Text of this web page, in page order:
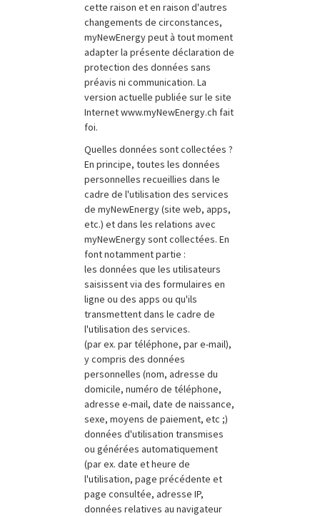
cette raison et en raison d'autres
changements de circonstances,
myNewEnergy peut à tout moment
adapter la présente déclaration de
protection des données sans
préavis ni communication. La
version actuelle publiée sur le site
Internet www.myNewEnergy.ch fait
foi.
Quelles données sont collectées ?
En principe, toutes les données
personnelles recueillies dans le
cadre de l'utilisation des services
de myNewEnergy (site web, apps,
etc.) et dans les relations avec
myNewEnergy sont collectées. En
font notamment partie :
les données que les utilisateurs
saisissent via des formulaires en
ligne ou des apps ou qu'ils
transmettent dans le cadre de
l'utilisation des services.
(par ex. par téléphone, par e-mail),
y compris des données
personnelles (nom, adresse du
domicile, numéro de téléphone,
adresse e-mail, date de naissance,
sexe, moyens de paiement, etc ;)
données d'utilisation transmises
ou générées automatiquement
(par ex. date et heure de
l'utilisation, page précédente et
page consultée, adresse IP,
données relatives au navigateur